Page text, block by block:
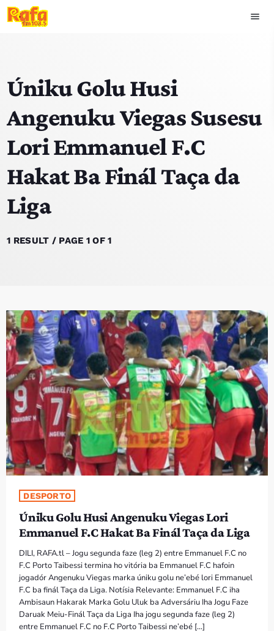
menu
play_arrow OUVIR RAFA
HOME
NOTISIA
EKIPA
TOP 15
VÍDEO SIRA
EVENTU SIRA
KONTAKTU SIRA
TÉTUM keyboard_arrow_down
TÉTUM
PORTUGUÊS
PRÓXIMOS PROGRAMAS
Bom dia RAFA
Bom dia RAFA
7:00 AM - 9:00 AM
Bom dia RAFA
7:00 AM - 10:00 AM
Úniku Golu Husi
Angenuku Viegas Susesu
Lori Emmanuel F.C
Hakat Ba Finál Taça da
Liga
1 RESULT / PAGE 1 OF 1
DESPORTO
Úniku Golu Husi Angenuku Viegas Lori
Emmanuel F.C Hakat Ba Finál Taça da Liga
DILI, RAFA.tl – Jogu segunda faze (leg 2) entre Emmanuel F.C no
F.C Porto Taibessi termina ho vitória ba Emmanuel F.C hafoin
jogadór Angenuku Viegas marka úniku golu ne’ebé lori Emmanuel
F.C ba finál Taça da Liga. Notísia Relevante: Emmanuel F.C iha
Ambisaun Hakarak Marka Golu Uluk ba Adversáriu Iha Jogu Faze
Daruak Meiu-Finál Taça da Liga Iha jogu segunda faze (leg 2)
entre Emmanuel F.C no F.C Porto Taibessi ne’ebé […]